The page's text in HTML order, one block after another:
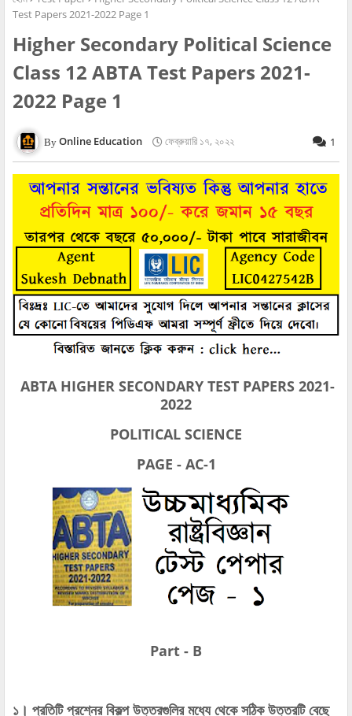
Test Papers 2021-2022 Page 1
Higher Secondary Political Science
Class 12 ABTA Test Papers 2021-
2022 Page 1
Online Education ফেব্রুয়ারি ১৭, ২০২২ 1
ABTA HIGHER SECONDARY TEST PAPERS 2021-
2022
POLITICAL SCIENCE
PAGE - AC-1
Part - B
১। প্রতিটি প্রশ্নের বিকল্প উত্তরগুলির মধ্যে থেকে সঠিক উত্তরটি বেছে